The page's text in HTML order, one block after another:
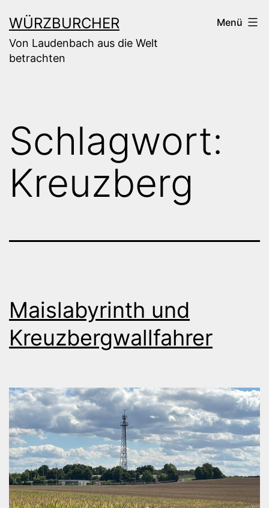
Inhalt
springen
WÜRZBURCHER
Von Laudenbach aus die Welt
betrachten
Menü
Schlagwort:
Kreuzberg
Maislabyrinth und
Kreuzbergwallfahrer